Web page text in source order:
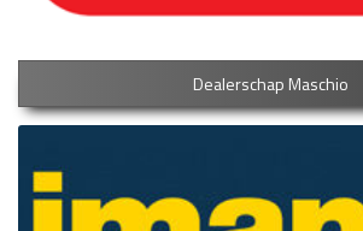
Dealerschap Maschio